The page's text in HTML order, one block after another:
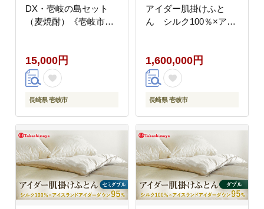
DX・壱岐の島セット
（麦焼酎）《壱岐市》
15,000円
長崎県 壱岐市
アイダー肌掛けふと
ん シルク100％×アイ
ダウンケット 布団 クー
ル寝具 オールシーズン
対応 羽毛布団 肌掛け布
団 国産 日本製
1500000円 150万円
1,600,000円
長崎県 壱岐市